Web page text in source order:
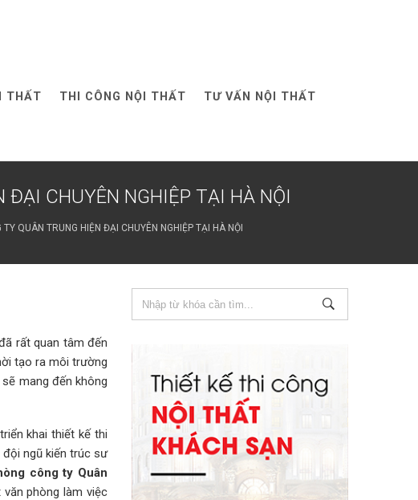
THẤT THI CÔNG NỘI THẤT TƯ VẤN NỘI THẤT
CHUYÊN NGHIỆP TẠI HÀ NỘI
QUÂN TRUNG HIỆN ĐẠI CHUYÊN NGHIỆP TẠI HÀ NỘI
rất quan tâm đến
tạo ra môi trường
mang đến không
khai thiết kế thi
ngũ kiến trúc sư
công ty Quân
phòng làm việc